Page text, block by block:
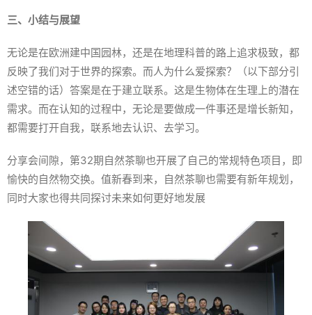
三、小结与展望
无论是在欧洲建中国园林，还是在地理科普的路上追求极致，都
反映了我们对于世界的探索。而人为什么爱探索？（以下部分引
述空错的话）答案是在于建立联系。这是生物体在生理上的潜在
需求。而在认知的过程中，无论是要做成一件事还是增长新知，
都需要打开自我，联系地去认识、去学习。
分享会间隙，第32期自然茶聊也开展了自己的常规特色项目，即
愉快的自然物交换。值新春到来，自然茶聊也需要有新年规划，
同时大家也得共同探讨未来如何更好地发展